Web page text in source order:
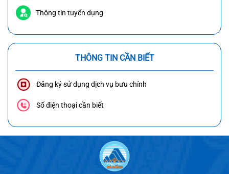
Thông tin tuyển dụng
THÔNG TIN CẦN BIẾT
Đăng ký sử dụng dịch vụ bưu chính
Số điện thoại cần biết